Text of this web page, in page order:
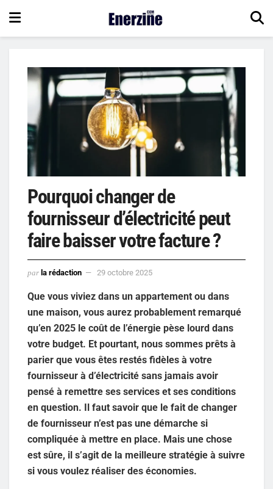
Pourquoi changer de
fournisseur d’électricité peut
faire baisser votre facture ?
par la rédaction 29 octobre 2025
Que vous viviez dans un appartement ou dans
une maison, vous aurez probablement remarqué
qu’en 2025 le coût de l’énergie pèse lourd dans
votre budget. Et pourtant, nous sommes prêts à
parier que vous êtes restés fidèles à votre
fournisseur à d’électricité sans jamais avoir
pensé à remettre ses services et ses conditions
en question. Il faut savoir que le fait de changer
de fournisseur n’est pas une démarche si
compliquée à mettre en place. Mais une chose
est sûre, il s’agit de la meilleure stratégie à suivre
si vous voulez réaliser des économies.